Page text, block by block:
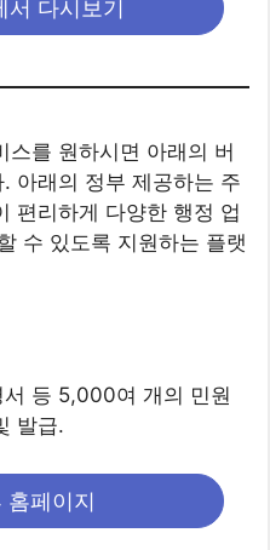
서 다시보기
스를 원하시면 아래의 버
아래의 정부 제공하는 주
편리하게 다양한 행정 업
수 있도록 지원하는 플랫
등 5,000여 개의 민원
발급.
페이지